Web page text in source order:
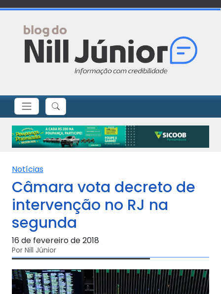
Notícias
Câmara vota decreto de
intervenção no RJ na
segunda
16 de fevereiro de 2018
Por Nill Júnior